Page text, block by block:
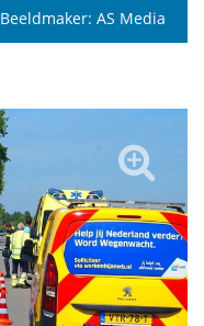
Beeldmaker: AS Media